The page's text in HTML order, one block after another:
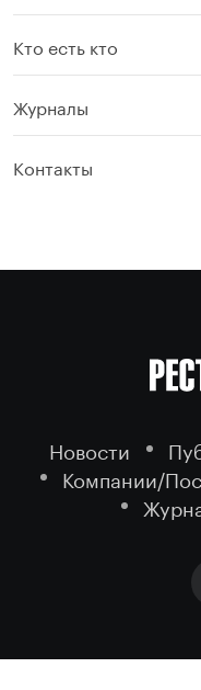
Кто есть кто
Журналы
Контакты
Новости
Компании/